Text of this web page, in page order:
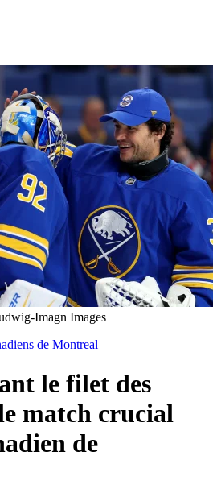
Imagn Images
de Montreal
le filet des
match crucial
de